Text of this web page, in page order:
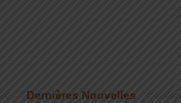
Dernières Nouvelles